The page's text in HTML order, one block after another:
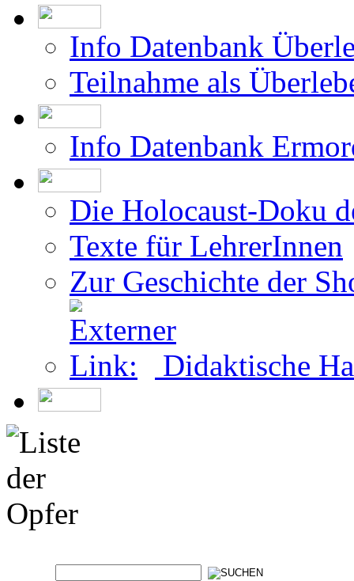
Info Datenbank
Teilnahme als
Info Datenbank
Die Holocaust-Doku
Texte für LehrerInnen
Zur Geschichte der
Didaktische